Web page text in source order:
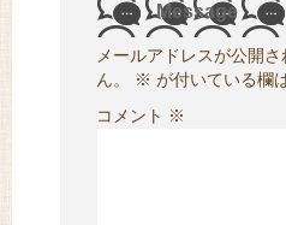
Message
メールアドレスが公開
ん。
※ が付いている欄
コメント ※